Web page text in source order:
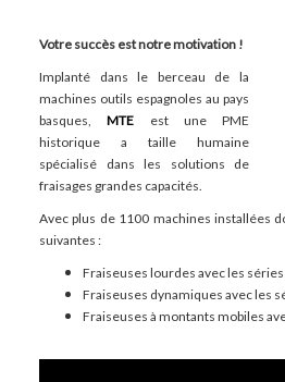
Votre succès est notre motivation !
Implanté dans le berceau de la
machines outils espagnoles au pays
basques,MTE est une PME
historique a taille humaine
spécialisé dans les solutions de
fraisages grandes capacités.
Avec plus de 1100 machines installées
suivantes :
Fraiseuses lourdes avec les séries
Fraiseuses dynamiques avec les
Fraiseuses à montants mobiles